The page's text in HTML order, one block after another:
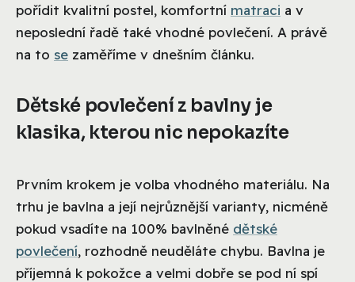
pořídit kvalitní postel, komfortní matraci a v
neposlední řadě také vhodné povlečení. A právě
na to se zaměříme v dnešním článku.
Dětské povlečení z bavlny je
klasika, kterou nic nepokazíte
Prvním krokem je volba vhodného materiálu. Na
trhu je bavlna a její nejrůznější varianty, nicméně
pokud vsadíte na 100% bavlněné dětské
povlečení, rozhodně neuděláte chybu. Bavlna je
příjemná k pokožce a velmi dobře se pod ní spí